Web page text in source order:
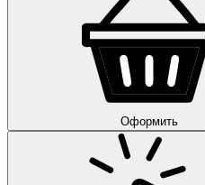
Оформить